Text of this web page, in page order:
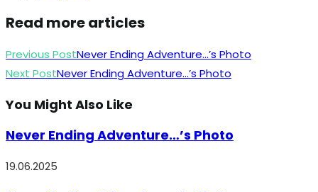
Read more articles
Previous PostNever Ending Adventure…’s Photo
Next PostNever Ending Adventure…’s Photo
You Might Also Like
Never Ending Adventure…’s Photo
19.06.2025